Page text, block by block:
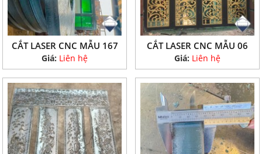
CẮT LASER CNC MẪU 167
Giá: Liên hệ
CẮT LASER CNC MẪU 06
Giá: Liên hệ